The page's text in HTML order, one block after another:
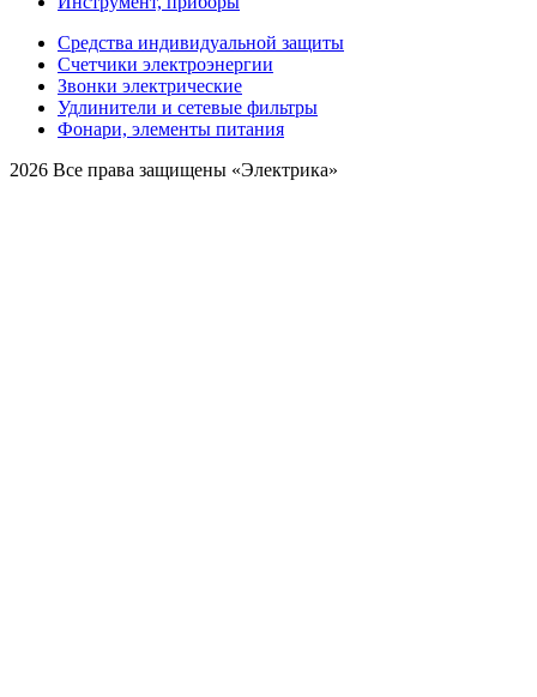
Средства индивидуальной защиты
Счетчики электроэнергии
Звонки электрические
Удлинители и сетевые фильтры
Фонари, элементы питания
2026 Все права защищены «Электрика»